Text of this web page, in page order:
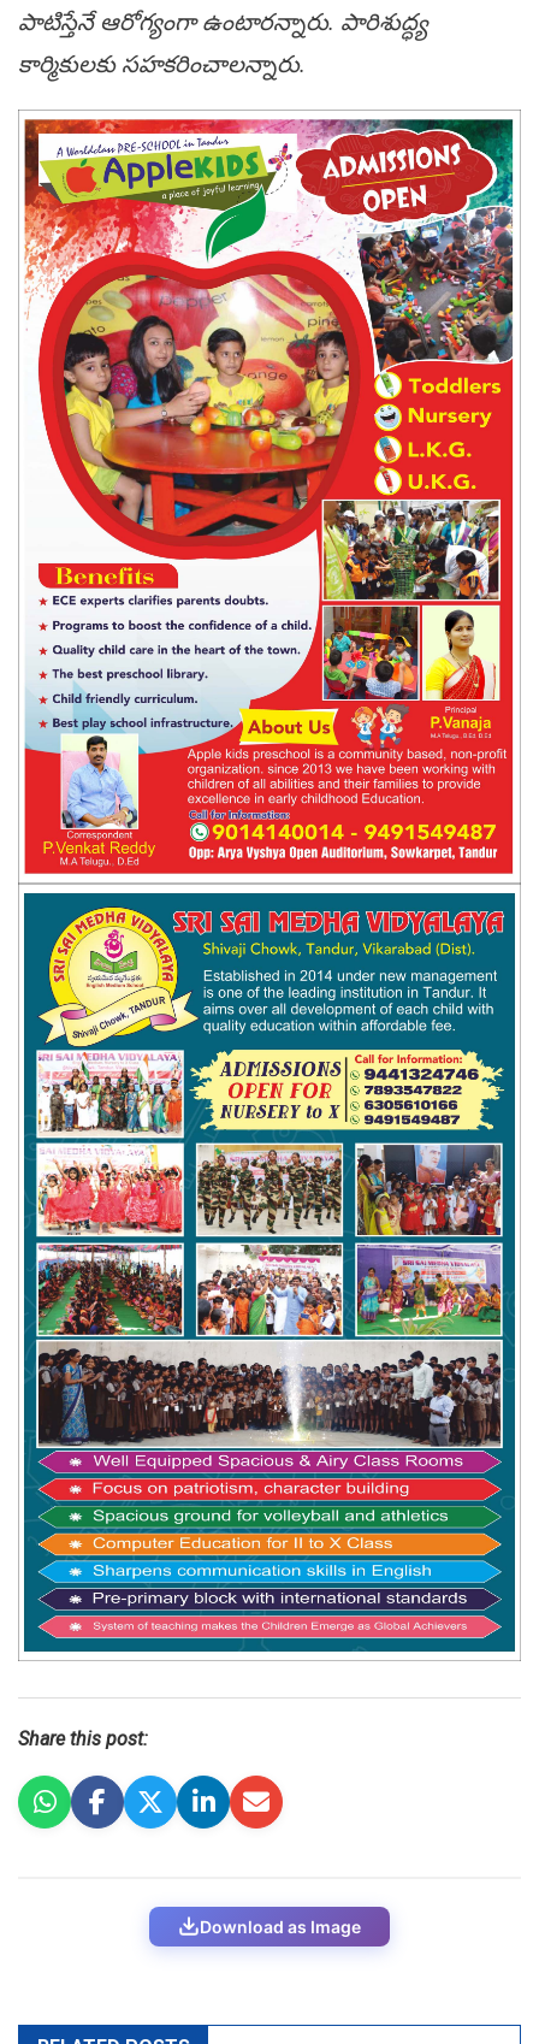
పాటిస్తేనే ఆరోగ్యంగా ఉంటార‌న్నారు. పారిశుద్ధ్య
కార్మికుల‌కు స‌హ‌క‌రించాల‌న్నారు.
Share this post:
Download as Image